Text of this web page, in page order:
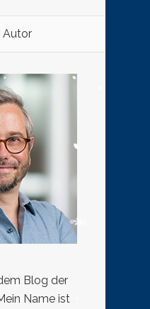
Autor
Blog der
Name ist